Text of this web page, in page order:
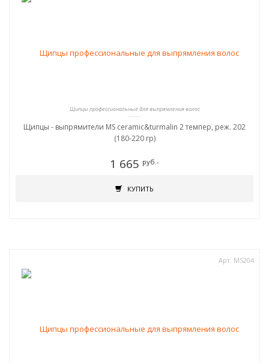
Щипцы профессиональные для выпрямления волос
Щипцы - выпрямители MS ceramic&turmalin 2 темпер, реж. 202
(180-220 гр)
1 665 руб.-
КУПИТЬ
Арт. MS204